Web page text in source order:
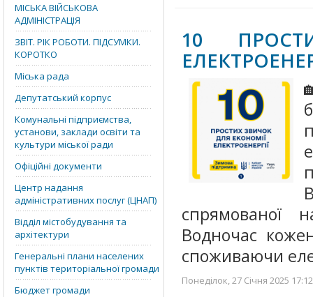
МІСЬКА ВІЙСЬКОВА
АДМІНІСТРАЦІЯ
ЗВІТ. РІК РОБОТИ. ПІДСУМКИ.
КОРОТКО
Міська рада
Депутатський корпус
Комунальні підприємства,
установи, заклади освіти та
культури міської ради
Офіційні документи
Центр надання
адміністративних послуг (ЦНАП)
Відділ містобудування та
архітектури
Генеральні плани населених
пунктів територіальної громади
Бюджет громади
10
спрямованої
Водночас
споживаючи
Понеділок, 27 Січня 2025